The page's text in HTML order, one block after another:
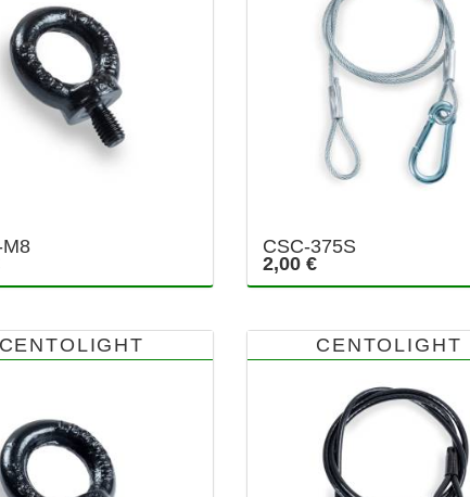
CSC-375S
2,00 €
CENTOLIGHT CENTOLIGHT